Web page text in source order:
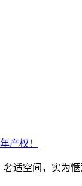
产权！
适空间，实为